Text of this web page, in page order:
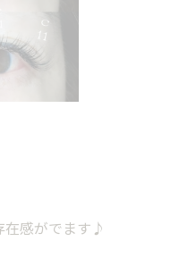
在感がでます♪